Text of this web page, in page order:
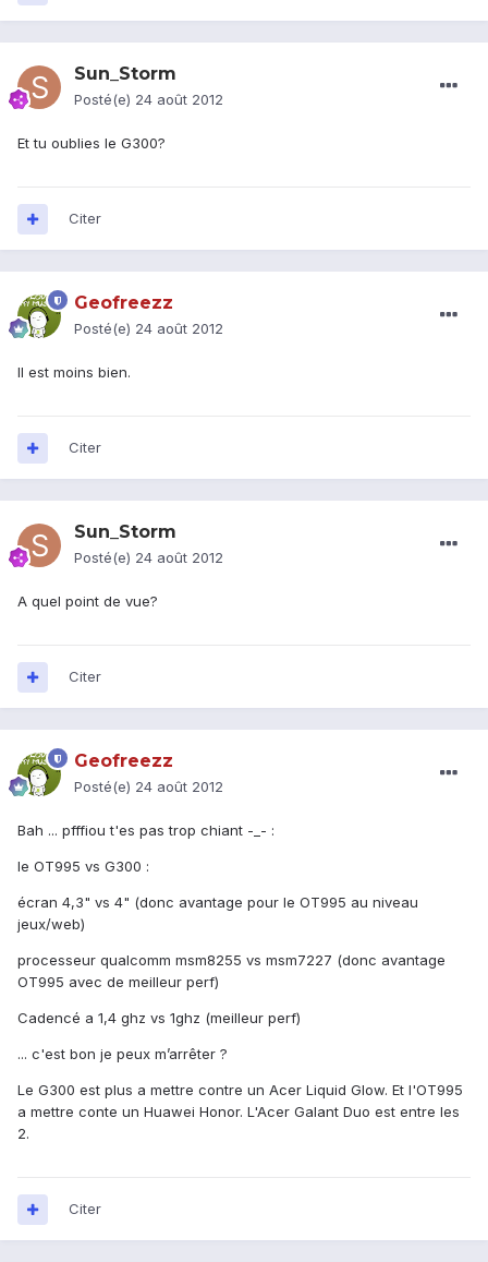
Sun_Storm
Posté(e) 24 août 2012
Et tu oublies le G300?
Citer
Geofreezz
Posté(e) 24 août 2012
Il est moins bien.
Citer
Sun_Storm
Posté(e) 24 août 2012
A quel point de vue?
Citer
Geofreezz
Posté(e) 24 août 2012
Bah ... pfffiou t'es pas trop chiant -_- :
le OT995 vs G300 :
écran 4,3" vs 4" (donc avantage pour le OT995 au niveau
jeux/web)
processeur qualcomm msm8255 vs msm7227 (donc avantage
OT995 avec de meilleur perf)
Cadencé a 1,4 ghz vs 1ghz (meilleur perf)
... c'est bon je peux m’arrêter ?
Le G300 est plus a mettre contre un Acer Liquid Glow. Et l'OT995
a mettre conte un Huawei Honor. L'Acer Galant Duo est entre les
2.
Citer